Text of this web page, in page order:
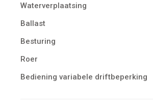
Waterverplaatsing
Ballast
Besturing
Roer
Bediening variabele driftbeperking